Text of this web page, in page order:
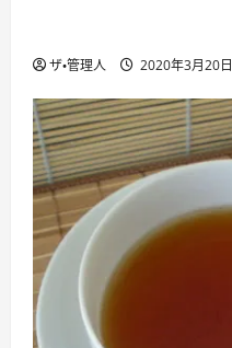
ザ・管理人 2020年3月20日